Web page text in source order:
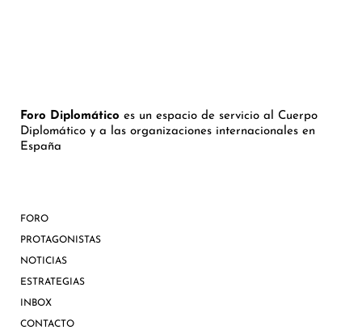
Foro Diplomático es un espacio de servicio al Cuerpo
Diplomático y a las organizaciones internacionales en
España
FORO
PROTAGONISTAS
NOTICIAS
ESTRATEGIAS
INBOX
CONTACTO